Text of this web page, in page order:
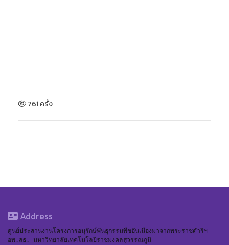
761 ครั้ง
Address
ศูนย์ประสานงานโครงการอนุรักษ์พันธุกรรมพืชอันเนื่องมาจากพระราชดำริฯ
อพ.สธ.-มหาวิทยาลัยเทคโนโลยีราชมงคลสุวรรณภูมิ